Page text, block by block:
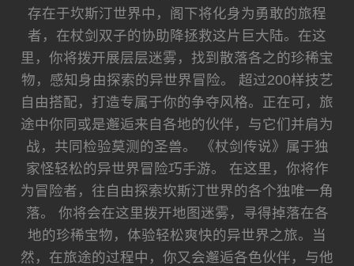
存在于坎斯汀世界中，阁下将化身为勇敢的旅程
者，在杖剑双子的协助降拯救这片巨大陆。在这
里，你将拨开展层层迷雾，找到散落各之的珍稀宝
物，感知身由探索的异世界冒险。 超过200样技艺
自由搭配，打造专属于你的争夺风格。正在可，旅
途中你同或是邂逅来自各地的伙伴，与它们并肩为
战，共同检验莫测的圣兽。 《杖剑传说》属于独
家怪轻松的异世界冒险巧手游。 在这里，你将作
为冒险者，往自由探索坎斯汀世界的各个独唯一角
落。 你将会在这里拨开地图迷雾，寻得掉落在各
地的珍稀宝物，体验轻松爽快的异世界之旅。当
然，在旅途的过程中，你又会邂逅各色伙伴，与他